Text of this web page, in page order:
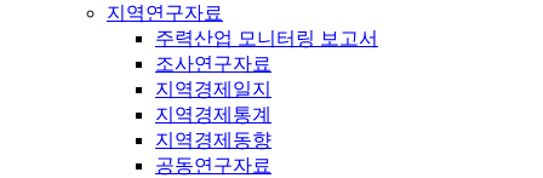
지역연구자료
주력산업 모니터링 보고서
조사연구자료
지역경제일지
지역경제통계
지역경제동향
공동연구자료